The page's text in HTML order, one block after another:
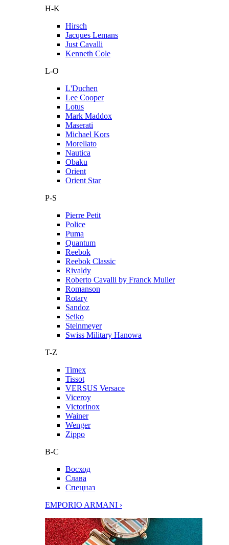
H-K
Hirsch
Jacques Lemans
Just Cavalli
Kenneth Cole
L-O
L'Duchen
Lee Cooper
Lotus
Mark Maddox
Maserati
Michael Kors
Morellato
Nautica
Obaku
Orient
Orient Star
P-S
Pierre Petit
Police
Puma
Quantum
Reebok
Reebok Classic
Rivaldy
Roberto Cavalli by Franck Muller
Romanson
Rotary
Sandoz
Seiko
Steinmeyer
Swiss Military Hanowa
T-Z
Timex
Tissot
VERSUS Versace
Viceroy
Victorinox
Wainer
Wenger
Zippo
В-С
Восход
Слава
Спецназ
EMPORIO ARMANI ›